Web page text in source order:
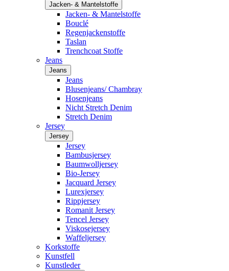
Jacken- & Mantelstoffe
Jacken- & Mantelstoffe
Bouclé
Regenjackenstoffe
Taslan
Trenchcoat Stoffe
Jeans
Jeans
Jeans
Blusenjeans/ Chambray
Hosenjeans
Nicht Stretch Denim
Stretch Denim
Jersey
Jersey
Jersey
Bambusjersey
Baumwolljersey
Bio-Jersey
Jacquard Jersey
Lurexjersey
Rippjersey
Romanit Jersey
Tencel Jersey
Viskosejersey
Waffeljersey
Korkstoffe
Kunstfell
Kunstleder